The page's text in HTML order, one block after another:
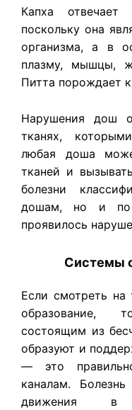
Капха
поскольку она
организма, а в
плазму, мышцы,
Питта порождает
Нарушения дош
тканях,
любая доша
тканей и
болезни
дошам, но и по
проявилось
Системы
Если смотреть на
образование,
состоящим из
образуют и
— это
каналам.
движения в